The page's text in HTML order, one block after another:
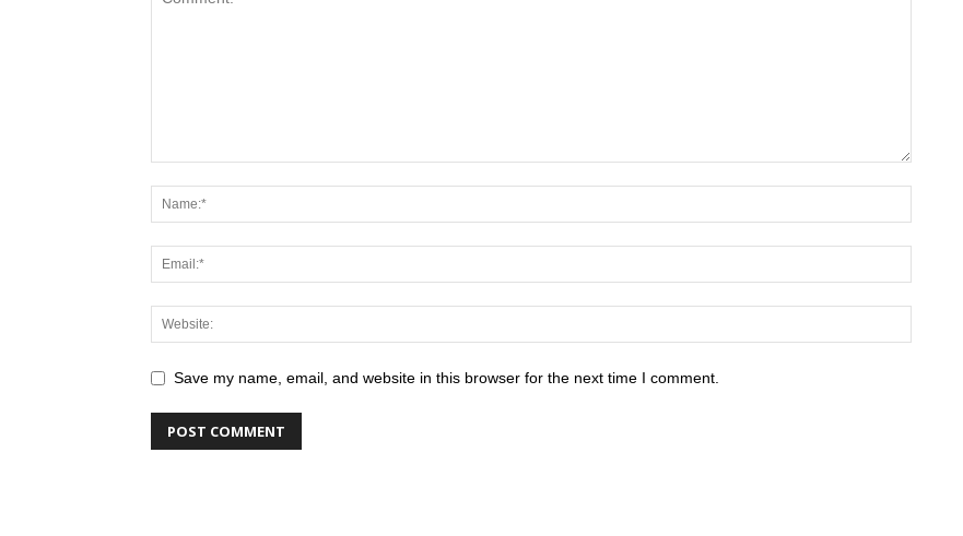
Save my name, email, and website in this browser for the next time I comment.